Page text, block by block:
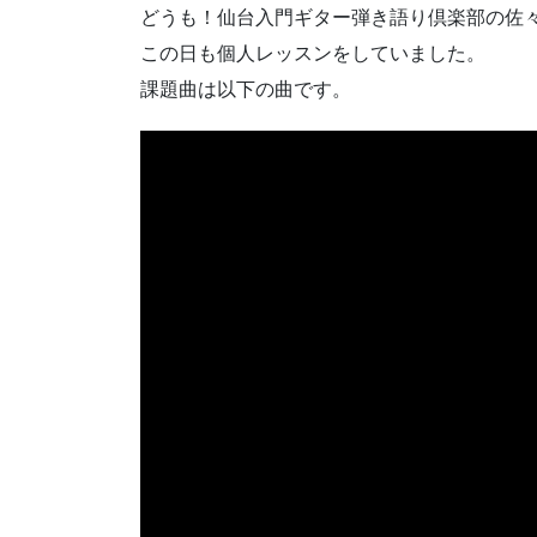
どうも！仙台入門ギター弾き語り倶楽部の佐
この日も個人レッスンをしていました。
課題曲は以下の曲です。